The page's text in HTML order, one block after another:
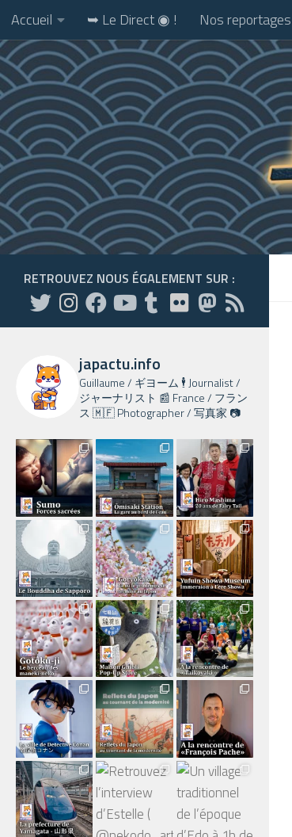
Skip to content
Accueil ➥ Le Direct ◉ ! Nos reportages
RETROUVEZ NOUS ÉGALEMENT SUR :
japactu.info
Guillaume / ギヨーム 🕴️ Journalist /
ジャーナリスト 📰 France / フラン
ス 🇲🇫 Photographer / 写真家 📷